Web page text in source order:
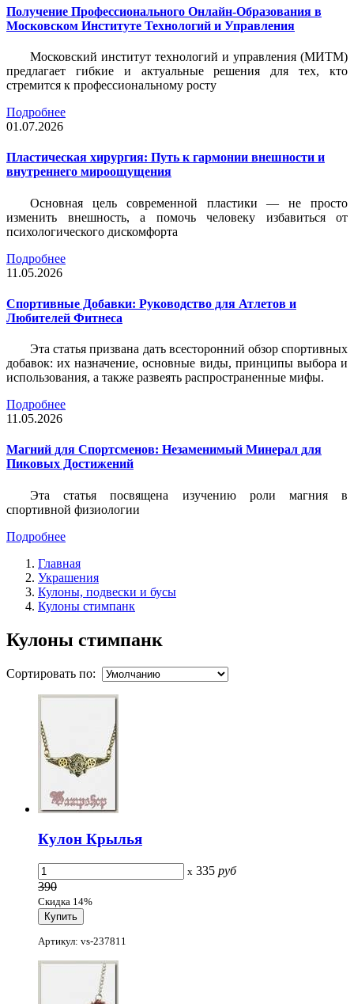
Получение Профессионального Онлайн-Образования в
Московском Институте Технологий и Управления
Московский институт технологий и управления (МИТМ)
предлагает гибкие и актуальные решения для тех, кто
стремится к профессиональному росту
Подробнее
01.07.2026
Пластическая хирургия: Путь к гармонии внешности и
внутреннего мироощущения
Основная цель современной пластики — не просто
изменить внешность, а помочь человеку избавиться от
психологического дискомфорта
Подробнее
11.05.2026
Спортивные Добавки: Руководство для Атлетов и
Любителей Фитнеса
Эта статья призвана дать всесторонний обзор спортивных
добавок: их назначение, основные виды, принципы выбора и
использования, а также развеять распространенные мифы.
Подробнее
11.05.2026
Магний для Спортсменов: Незаменимый Минерал для
Пиковых Достижений
Эта статья посвящена изучению роли магния в
спортивной физиологии
Подробнее
Главная
Украшения
Кулоны, подвески и бусы
Кулоны стимпанк
Кулоны стимпанк
Сортировать по:
Кулон Крылья
x 335 руб
390
Скидка 14%
Артикул: vs-237811